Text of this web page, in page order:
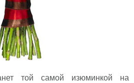
той самой изюминкой на